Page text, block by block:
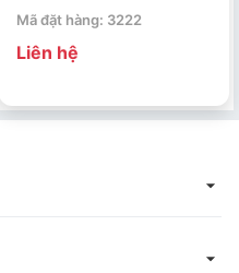
1600A0307X
Mã đặt hàng: 3222
Liên hệ